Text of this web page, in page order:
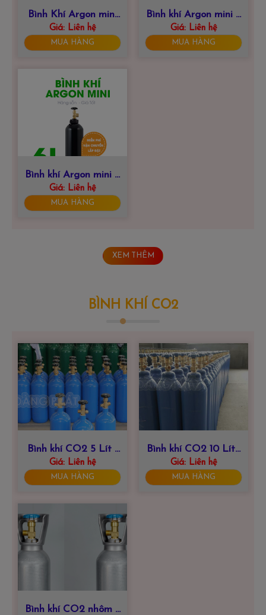
Bình Khí Argon mini
10 Lít
Giá:Liên hệ
MUA HÀNG
Bình khí Argon mini 8
Lít
Giá:Liên hệ
MUA HÀNG
Bình khí Argon mini 6
Lít
Giá:Liên hệ
MUA HÀNG
XEM THÊM
BÌNH KHÍ CO2
Bình khí CO2 5 Lít |
HOÀNG PHÁT 0915
847 999
Giá:Liên hệ
MUA HÀNG
Bình khí CO2 10 Lít |
HOÀNG PHÁT 0915
847 999
Giá:Liên hệ
MUA HÀNG
Bình khí CO2 nhôm 3